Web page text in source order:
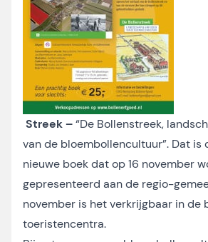
Streek –“De Bollenstreek,
van de bloembollencultuur”. Dat is
nieuwe boek dat op 16 november
gepresenteerd aan de regio-
november is het verkrijgbaar in de
toeristencentra.